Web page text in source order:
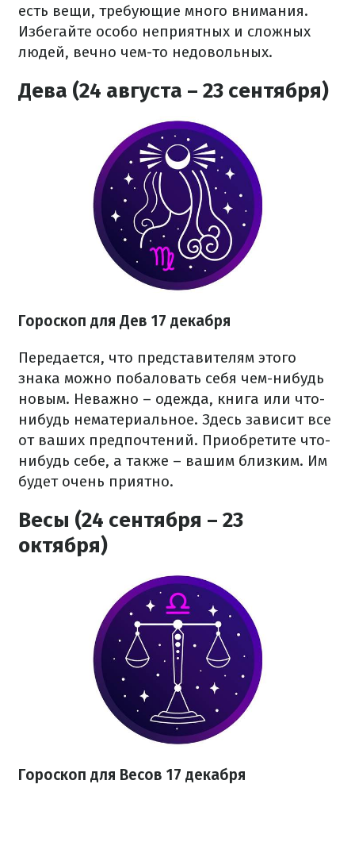
есть вещи, требующие много внимания.
Избегайте особо неприятных и сложных
людей, вечно чем-то недовольных.
Дева (24 августа – 23 сентября)
Гороскоп для Дев 17 декабря
Передается, что представителям этого
знака можно побаловать себя чем-нибудь
новым. Неважно – одежда, книга или что-
нибудь нематериальное. Здесь зависит все
от ваших предпочтений. Приобретите что-
нибудь себе, а также – вашим близким. Им
будет очень приятно.
Весы (24 сентября – 23
октября)
Гороскоп для Весов 17 декабря